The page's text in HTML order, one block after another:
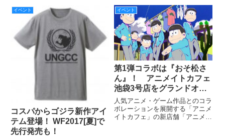
ーテインメントミュージアム「東
映ヒーローワールド」に、10月1
日（土）に仮面ライダーエグゼイ
ドが登場する。「ヒーロー
イベント
コスパからゴジラ新作アイ
テム登場！ WF2017[夏]で
先行発売も！
イベント
第1弾コラボは『おそ松さ
ん』！ アニメイトカフェ
池袋3号店をグランドオー
プン！
人気アニメ・ゲーム作品とのコラ
ボレーションを展開する「アニメ
イトカフェ」の新店舗「アニメイ